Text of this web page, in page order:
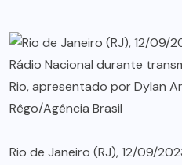
Rio de Janeiro (RJ), 12/09/